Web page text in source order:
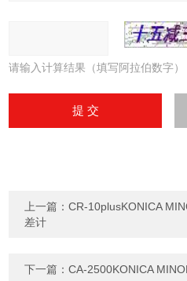
请输入计算结果（填写阿拉伯数字
上一篇：CR-10plusKONICA
差计
下一篇：CA-2500KONICA